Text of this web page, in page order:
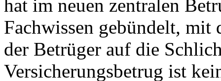
hat im neuen zentralen
Fachwissen gebündelt,
der Betrüger auf die
Versicherungsbetrug ist